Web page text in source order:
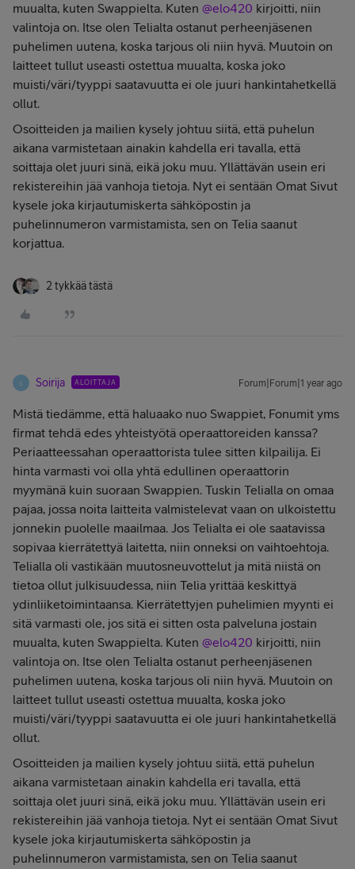
muualta, kuten Swappielta. Kuten ​ @elo420 kirjoitti, niin
valintoja on. Itse olen Telialta ostanut perheenjäsenen
puhelimen uutena, koska tarjous oli niin hyvä. Muutoin on
laitteet tullut useasti ostettua muualta, koska joko
muisti/väri/tyyppi saatavuutta ei ole juuri hankintahetkellä
ollut.
Osoitteiden ja mailien kysely johtuu siitä, että puhelun
aikana varmistetaan ainakin kahdella eri tavalla, että
soittaja olet juuri sinä, eikä joku muu. Yllättävän usein eri
rekistereihin jää vanhoja tietoja. Nyt ei sentään Omat Sivut
kysele joka kirjautumiskerta sähköpostin ja
puhelinnumeron varmistamista, sen on Telia saanut
korjattua.
2 tykkää tästä
S Soirija ALOITTAJA Forum|Forum|1 year ago
Mistä tiedämme, että haluaako nuo Swappiet, Fonumit yms
firmat tehdä edes yhteistyötä operaattoreiden kanssa?
Periaatteessahan operaattorista tulee sitten kilpailija. Ei
hinta varmasti voi olla yhtä edullinen operaattorin
myymänä kuin suoraan Swappien. Tuskin Telialla on omaa
pajaa, jossa noita laitteita valmistelevat vaan on ulkoistettu
jonnekin puolelle maailmaa. Jos Telialta ei ole saatavissa
sopivaa kierrätettyä laitetta, niin onneksi on vaihtoehtoja.
Telialla oli vastikään muutosneuvottelut ja mitä niistä on
tietoa ollut julkisuudessa, niin Telia yrittää keskittyä
ydinliiketoimintaansa. Kierrätettyjen puhelimien myynti ei
sitä varmasti ole, jos sitä ei sitten osta palveluna jostain
muualta, kuten Swappielta. Kuten ​ @elo420 kirjoitti, niin
valintoja on. Itse olen Telialta ostanut perheenjäsenen
puhelimen uutena, koska tarjous oli niin hyvä. Muutoin on
laitteet tullut useasti ostettua muualta, koska joko
muisti/väri/tyyppi saatavuutta ei ole juuri hankintahetkellä
ollut.
Osoitteiden ja mailien kysely johtuu siitä, että puhelun
aikana varmistetaan ainakin kahdella eri tavalla, että
soittaja olet juuri sinä, eikä joku muu. Yllättävän usein eri
rekistereihin jää vanhoja tietoja. Nyt ei sentään Omat Sivut
kysele joka kirjautumiskerta sähköpostin ja
puhelinnumeron varmistamista, sen on Telia saanut